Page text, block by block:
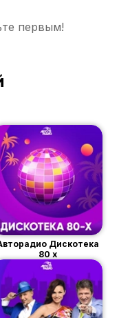
первым!
Дискотека
80 х